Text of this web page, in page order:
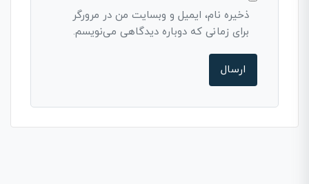
ذخیره نام، ایمیل و وبسایت من در مرورگر
برای زمانی که دوباره دیدگاهی می‌نویسم.